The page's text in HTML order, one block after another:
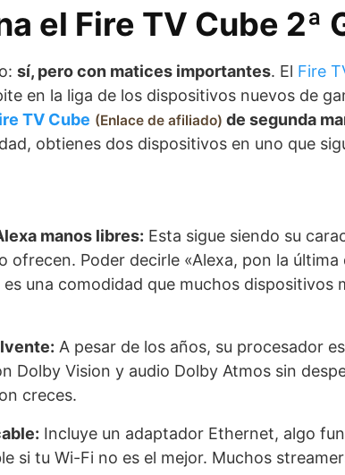
el Fire TV Cube 2ª
sí, pero con matices importantes. El Fire
en la liga de los dispositivos nuevos de
TV Cube Enlace de afiliado de segunda
obtienes dos dispositivos en uno que
manos libres: Esta sigue siendo su
ofrecen. Poder decirle «Alexa, pon la
una comodidad que muchos dispositivos
A pesar de los años, su procesador
Dolby Vision y audio Dolby Atmos sin
creces.
Incluye un adaptador Ethernet, algo
si tu Wi-Fi no es el mejor. Muchos